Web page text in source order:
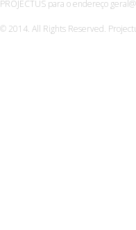
PROJECTUS para o endereço
© 2014. All Rights Reserved.